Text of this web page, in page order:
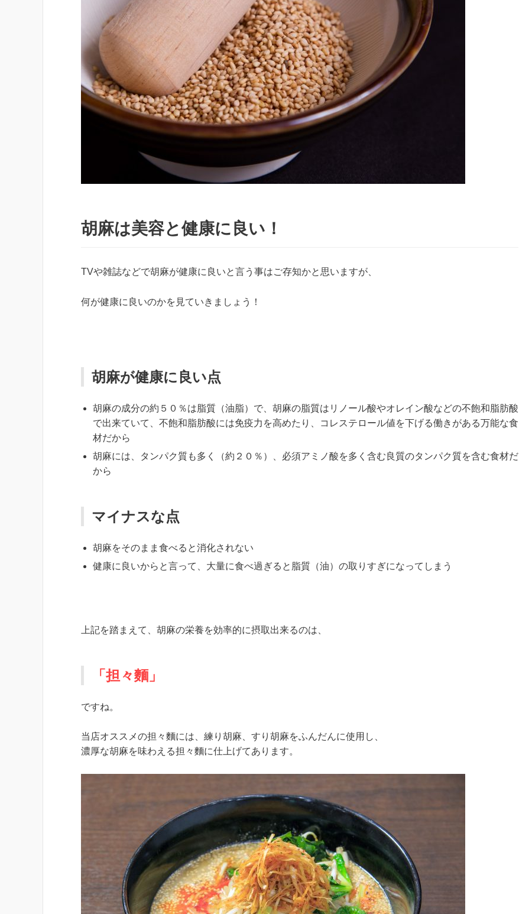
胡麻は美容と健康に良い！
TVや雑誌などで胡麻が健康に良いと言う事はご存知かと思いますが、
何が健康に良いのかを見ていきましょう！
胡麻が健康に良い点
胡麻の成分の約５０％は脂質（油脂）で、胡麻の脂質はリノール酸やオレイン酸などの不飽和脂肪酸
で出来ていて、不飽和脂肪酸には免疫力を高めたり、コレステロール値を下げる働きがある万能な食
材だから
胡麻には、タンパク質も多く（約２０％）、必須アミノ酸を多く含む良質のタンパク質を含む食材だ
から
マイナスな点
胡麻をそのまま食べると消化されない
健康に良いからと言って、大量に食べ過ぎると脂質（油）の取りすぎになってしまう
上記を踏まえて、胡麻の栄養を効率的に摂取出来るのは、
「担々麵」
ですね。
当店オススメの担々麵には、練り胡麻、すり胡麻をふんだんに使用し、
濃厚な胡麻を味わえる担々麵に仕上げてあります。